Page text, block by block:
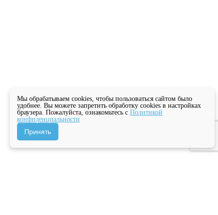
Мы обрабатываем cookies, чтобы пользоваться сайтом было
удобнее. Вы можете запретить обработку cookies в настройках
браузера. Пожалуйста, ознакомьтесь с Политикой
конфиденциальности
Принять